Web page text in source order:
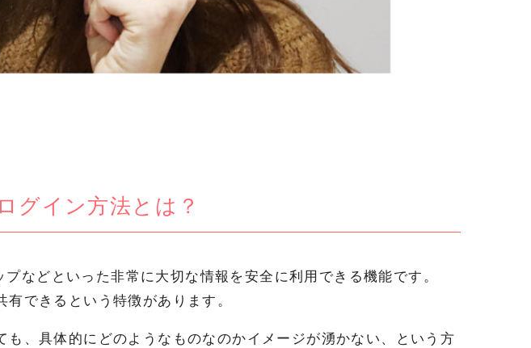
グイン方法とは？
などといった非常に大切な情報を安全に利用できる機能です。
できるという特徴があります。
も、具体的にどのようなものなのかイメージが湧かない、という方